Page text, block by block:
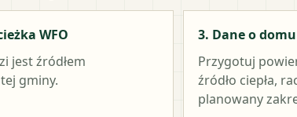
WFO
jest źródłem
gminy.
3. Dane o domu
Przygotuj
źródło ciepła,
planowany